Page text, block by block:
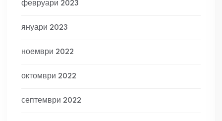
февруари 2023
януари 2023
ноември 2022
октомври 2022
септември 2022